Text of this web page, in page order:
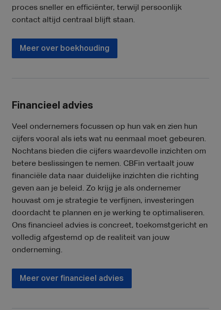
proces sneller en efficiënter, terwijl persoonlijk
contact altijd centraal blijft staan.
Meer over boekhouding
Financieel advies
Veel ondernemers focussen op hun vak en zien hun
cijfers vooral als iets wat nu eenmaal moet gebeuren.
Nochtans bieden die cijfers waardevolle inzichten om
betere beslissingen te nemen. CBFin vertaalt jouw
financiële data naar duidelijke inzichten die richting
geven aan je beleid. Zo krijg je als ondernemer
houvast om je strategie te verfijnen, investeringen
doordacht te plannen en je werking te optimaliseren.
Ons financieel advies is concreet, toekomstgericht en
volledig afgestemd op de realiteit van jouw
onderneming.
Meer over financieel advies